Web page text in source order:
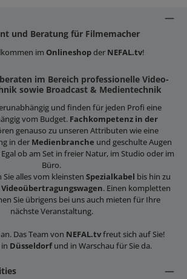
und Beratung für Filmemacher
im Onlineshopder NEFAL.tv!
im Bereich professionelle Video-
sowie Broadcast & Medientechnik
und finden für jeden Profi eine
vom Budget. Fachkompetenz in der
genauso zu unseren Attributen wie eine
in der Medienbranche und geschulte Augen
ob am Set in freier Natur, im Studio oder im
Büro.
alles vom kleinsten Spezialkabel bis hin zu
Videoübertragungswagen. Einen kompletten
Sie übrigens bei uns auch mieten für Ihre
nächste Veranstaltung.
Das Team von NEFAL.tvfreut sich auf Sie!
Düsseldorfund in Warschau für Sie da.